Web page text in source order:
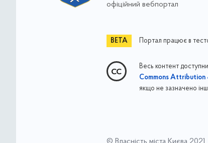
офіційний вебпортал
Портал працює в
Весь контент
Commons Attribution
якщо не зазначено